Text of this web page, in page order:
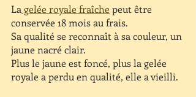
La gelée royale fraîche peut être
conservée 18 mois au frais.
Sa qualité se reconnaît à sa couleur, un
jaune nacré clair.
Plus le jaune est foncé, plus la gelée
royale a perdu en qualité, elle a vieilli.